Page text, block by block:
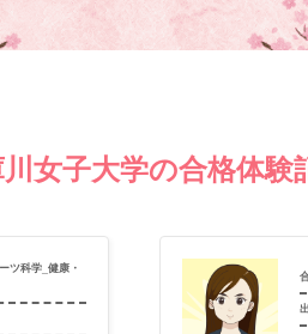
女子大学の合格体験
ツ科学_健康・